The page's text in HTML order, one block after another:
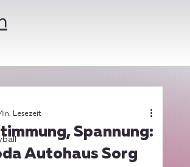
Spannung:
Autohaus Sorg
Lesezeit